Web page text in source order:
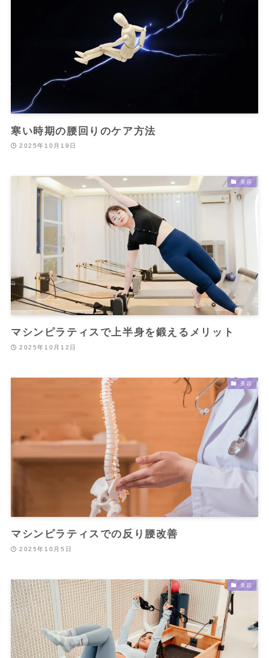
寒い時期の腰回りのケア方法
2025年10月19日
美容
マシンピラティスで上半身を鍛えるメリット
2025年10月12日
美容
マシンピラティスでの反り腰改善
2025年10月5日
美容